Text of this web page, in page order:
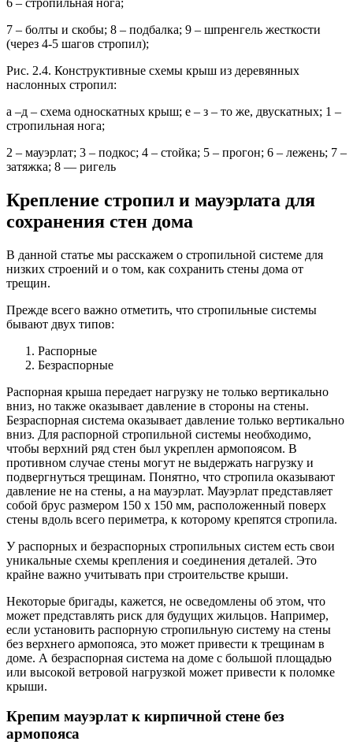
7 – болты и скобы; 8 – подбалка; 9 – шпренгель жесткости
(через 4-5 шагов стропил);
Рис. 2.4. Конструктивные схемы крыш из деревянных
наслонных стропил:
а –д – схема односкатных крыш; е – з – то же, двускатных; 1 –
стропильная нога;
2 – мауэрлат; 3 – подкос; 4 – стойка; 5 – прогон; 6 – лежень; 7 –
затяжка; 8 — ригель
Крепление стропил и мауэрлата для
сохранения стен дома
В данной статье мы расскажем о стропильной системе для
низких строений и о том, как сохранить стены дома от
трещин.
Прежде всего важно отметить, что стропильные системы
бывают двух типов:
Распорные
Безраспорные
Распорная крыша передает нагрузку не только вертикально
вниз, но также оказывает давление в стороны на стены.
Безраспорная система оказывает давление только вертикально
вниз. Для распорной стропильной системы необходимо,
чтобы верхний ряд стен был укреплен армопоясом. В
противном случае стены могут не выдержать нагрузку и
подвергнуться трещинам. Понятно, что стропила оказывают
давление не на стены, а на мауэрлат. Мауэрлат представляет
собой брус размером 150 х 150 мм, расположенный поверх
стены вдоль всего периметра, к которому крепятся стропила.
У распорных и безраспорных стропильных систем есть свои
уникальные схемы крепления и соединения деталей. Это
крайне важно учитывать при строительстве крыши.
Некоторые бригады, кажется, не осведомлены об этом, что
может представлять риск для будущих жильцов. Например,
если установить распорную стропильную систему на стены
без верхнего армопояса, это может привести к трещинам в
доме. А безраспорная система на доме с большой площадью
или высокой ветровой нагрузкой может привести к поломке
крыши.
Крепим мауэрлат к кирпичной стене без
армопояса